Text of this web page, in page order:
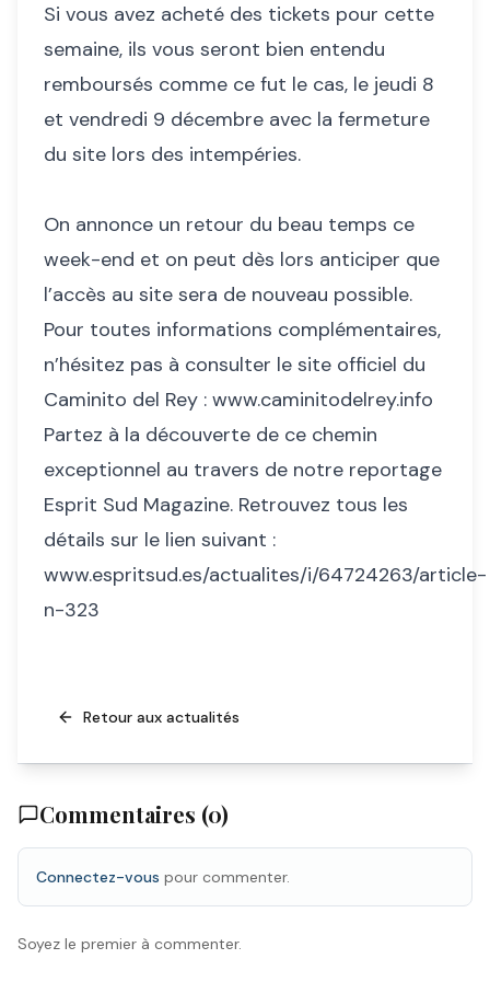
Si vous avez acheté des tickets pour cette
semaine, ils vous seront bien entendu
remboursés comme ce fut le cas, le jeudi 8
et vendredi 9 décembre avec la fermeture
du site lors des intempéries.
On annonce un retour du beau temps ce
week-end et on peut dès lors anticiper que
l’accès au site sera de nouveau possible.
Pour toutes informations complémentaires,
n’hésitez pas à consulter le site officiel du
Caminito del Rey : www.caminitodelrey.info
Partez à la découverte de ce chemin
exceptionnel au travers de notre reportage
Esprit Sud Magazine. Retrouvez tous les
détails sur le lien suivant :
www.espritsud.es/actualites/i/64724263/article-
n-323
Retour aux actualités
Commentaires (0)
Connectez-vous pour commenter.
Soyez le premier à commenter.